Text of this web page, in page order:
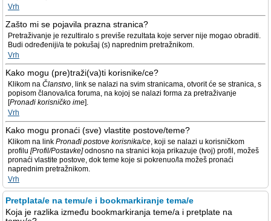
Vrh
Zašto mi se pojavila prazna stranica?
Pretraživanje je rezultiralo s previše rezultata koje server nije mogao obraditi.
Budi određeniji/a te pokušaj (s) naprednim pretražnikom.
Vrh
Kako mogu (pre)traži(va)ti korisnike/ce?
Klikom na Članstvo, link se nalazi na svim stranicama, otvorit će se stranica, s
popisom članova/ica foruma, na kojoj se nalazi forma za pretraživanje
[Pronađi korisničko ime].
Vrh
Kako mogu pronaći (sve) vlastite postove/teme?
Klikom na link Pronađi postove korisnika/ce, koji se nalazi u korisničkom
profilu [Profil/Postavke]odnosno na stranici koja prikazuje (tvoj) profil, možeš
pronaći vlastite postove, dok teme koje si pokrenuo/la možeš pronaći
naprednim pretražnikom.
Vrh
Pretplata/e na temu/e i bookmarkiranje tema/e
Koja je razlika između bookmarkiranja teme/a i pretplate na